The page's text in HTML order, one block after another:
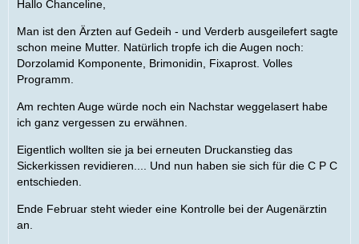
Hallo Chanceline,
Man ist den Ärzten auf Gedeih - und Verderb ausgeilefert sagte
schon meine Mutter. Natürlich tropfe ich die Augen noch:
Dorzolamid Komponente, Brimonidin, Fixaprost. Volles
Programm.
Am rechten Auge würde noch ein Nachstar weggelasert habe
ich ganz vergessen zu erwähnen.
Eigentlich wollten sie ja bei erneuten Druckanstieg das
Sickerkissen revidieren.... Und nun haben sie sich für die C P C
entschieden.
Ende Februar steht wieder eine Kontrolle bei der Augenärztin
an.